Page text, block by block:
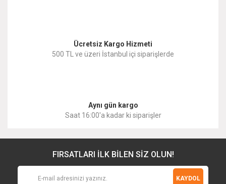
Ücretsiz Kargo Hizmeti
500 TL ve üzeri İstanbul içi siparişlerde
Aynı gün kargo
Saat 16:00'a kadar ki siparişler
FIRSATLARI İLK BİLEN SİZ OLUN!
KAYDOL